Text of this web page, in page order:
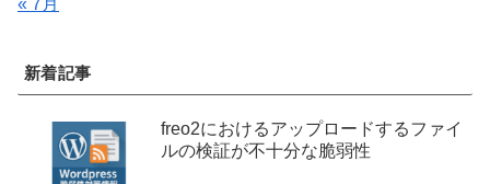
« 7月
新着記事
freo2におけるアップロードするファイ
ルの検証が不十分な脆弱性